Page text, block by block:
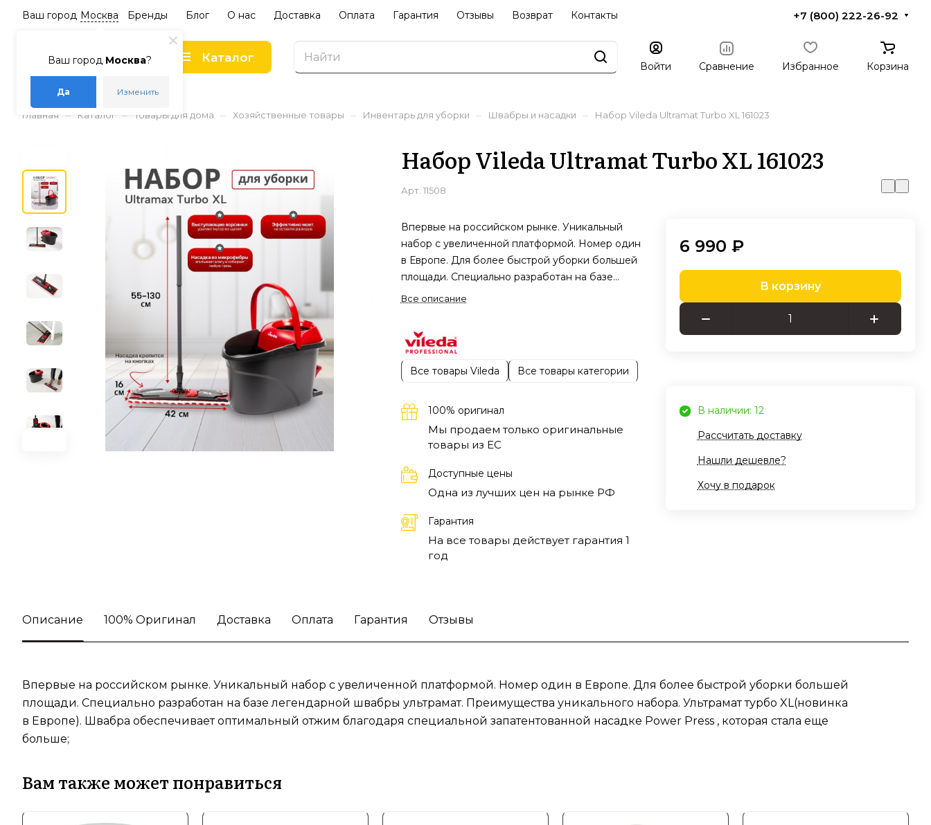
Ваш город Москва?
Да Изменить
Ваш город Москва Бренды Блог О нас Доставка Оплата Гарантия Отзывы Возврат Контакты +7 (800) 222-26-92
Каталог
Войти Сравнение Избранное Корзина
Главная – Каталог – Товары для дома – Хозяйственные товары – Инвентарь для уборки – Швабры и насадки – Набор Vileda Ultramat Turbo XL 161023
Набор Vileda Ultramat Turbo XL 161023
Арт. 11508
Впервые на российском рынке. Уникальный
набор с увеличенной платформой. Номер один
в Европе. Для более быстрой уборки большей
площади. Специально разработан на базе
легендарной швабры ультрамат. Преимущества
оптимальный отжим благодаря специальной
запатентованной насадке Power Press ,
которая стала еще больше;
Все описание
Все товары Vileda Все товары категории
100% оригинал
Мы продаем только оригинальные
товары из EC
Доступные цены
Одна из лучших цен на рынке РФ
Гарантия
На все товары действует гарантия 1
год
6 990 ₽
В корзину
В наличии: 12
Рассчитать доставку
Нашли дешевле?
Хочу в подарок
Описание 100% Оригинал Доставка Оплата Гарантия Отзывы
Впервые на российском рынке. Уникальный набор с увеличенной платформой. Номер один в Европе. Для более быстрой уборки большей
площади. Специально разработан на базе легендарной швабры ультрамат. Преимущества уникального набора. Ультрамат турбо XL(новинка
в Европе). Швабра обеспечивает оптимальный отжим благодаря специальной запатентованной насадке Power Press , которая стала еще
больше;
Вам также может понравиться